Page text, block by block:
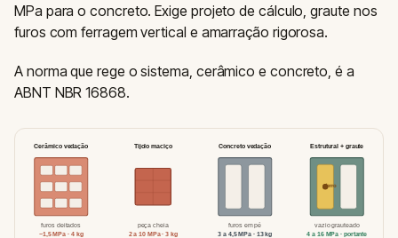
MPa para o concreto. Exige projeto de cálculo, graute nos
furos com ferragem vertical e amarração rigorosa.
A norma que rege o sistema, cerâmico e concreto, é a
ABNT NBR 16868.
Cerâmico vedação
furos deitados
~1,5 MPa · 4 kg
Tijolo maciço
peça cheia
2 a 10 MPa · 3 kg
Concreto vedação
furos em pé
3 a 4,5 MPa · 13 kg
Estrutural + graute
vazio grauteado
4 a 16 MPa · portante
ferro